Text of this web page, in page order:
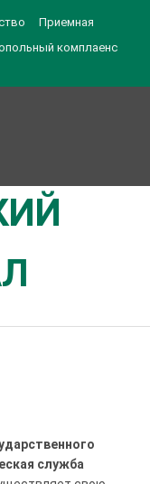
Приемная
комплаенс
служба